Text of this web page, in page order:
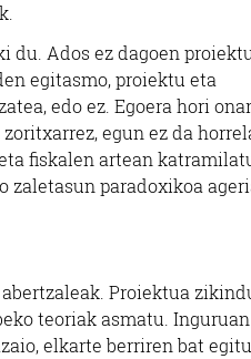
du. Ados ez dagoen proiektu
egitasmo, proiektu eta
edo ez. Egoera hori
egun ez da
fiskalen artean
paradoxikoa
Proiektua
teoriak asmatu.
elkarte berriren bat